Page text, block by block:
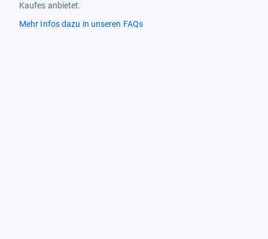
Kaufes anbietet.
Mehr Infos dazu in unseren FAQs